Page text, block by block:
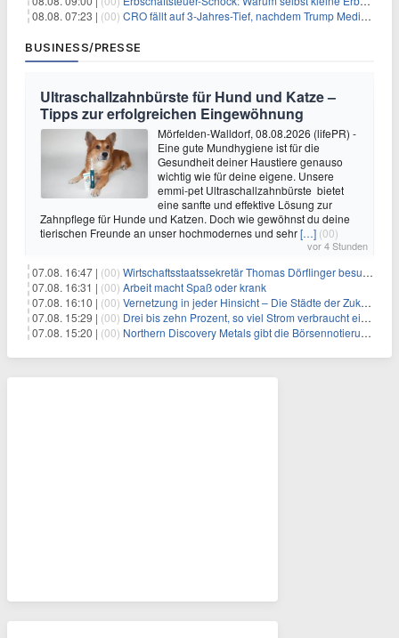
08.08. 07:23 | (00) CRO fällt auf 3-Jahres-Tief, nachdem Trump Media zwei große Crypto.com-Deals storniert
BUSINESS/PRESSE
Ultraschallzahnbürste für Hund und Katze –
Tipps zur erfolgreichen Eingewöhnung
Mörfelden-Walldorf, 08.08.2026 (lifePR) -
Eine gute Mundhygiene ist für die
Gesundheit deiner Haustiere genauso
wichtig wie für deine eigene. Unsere
emmi-pet Ultraschallzahnbürste bietet
eine sanfte und effektive Lösung zur
Zahnpflege für Hunde und Katzen. Doch wie gewöhnst du deine
tierischen Freunde an unser hochmodernes und sehr[…] (00)
vor 4 Stunden
07.08. 16:47 | (00) Wirtschaftsstaatssekretär Thomas Dörflinger besucht Handwerksbetrieb im Kammerbezirk Freiburg
07.08. 16:31 | (00) Arbeit macht Spaß oder krank
07.08. 16:10 | (00) Vernetzung in jeder Hinsicht – Die Städte der Zukunft sind grün-blau
07.08. 15:29 | (00) Drei bis zehn Prozent, so viel Strom verbraucht ein Aufzug im Gebäude
07.08. 15:20 | (00) Northern Discovery Metals gibt die Börsennotierung an der Frankfurter Wertpapierbörse bekannt